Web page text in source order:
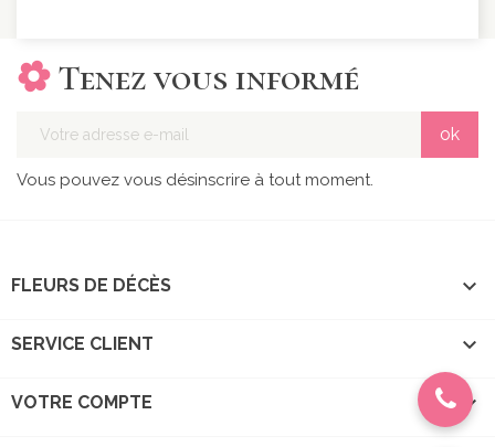
Tenez vous informé
Vous pouvez vous désinscrire à tout moment.
FLEURS DE DÉCÈS 
SERVICE CLIENT 
VOTRE COMPTE 